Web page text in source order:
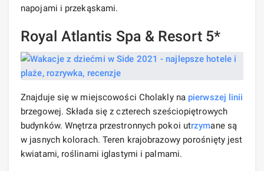
napojami i przekąskami.
Royal Atlantis Spa & Resort 5*
Znajduje się w miejscowości Cholakly na pierwszej linii
brzegowej. Składa się z czterech sześciopiętrowych
budynków. Wnętrza przestronnych pokoi utrzymane są
w jasnych kolorach. Teren krajobrazowy porośnięty jest
kwiatami, roślinami iglastymi i palmami.